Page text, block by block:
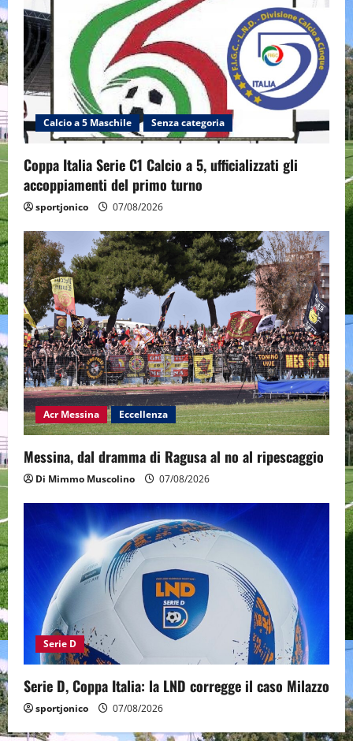
Calcio a 5 Maschile Senza categoria
Coppa Italia Serie C1 Calcio a 5, ufficializzati gli
accoppiamenti del primo turno
sportjonico 07/08/2026
Acr Messina Eccellenza
Messina, dal dramma di Ragusa al no al ripescaggio
Di Mimmo Muscolino 07/08/2026
Serie D
Serie D, Coppa Italia: la LND corregge il caso Milazzo
sportjonico 07/08/2026